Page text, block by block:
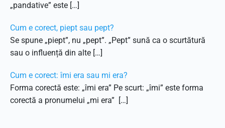
„pandative” este […]
Cum e corect, piept sau pept?
Se spune „piept”, nu „pept”. „Pept” sună ca o scurtătură
sau o influență din alte […]
Cum e corect: îmi era sau mi era?
Forma corectă este: „îmi era” Pe scurt: „îmi” este forma
corectă a pronumelui „mi era” […]